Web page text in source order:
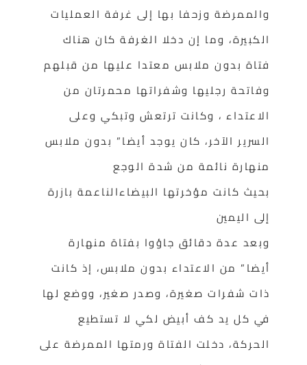
والممرضة وزحفا بها إلى غرفة العمليات
الكبيرة، وما إن دخلا الغرفة كان هناك
فتاة بدون ملابس معتدا عليها من قبلهم
وفاتحة رجليها وشفراتها محمرتان من
الاعتداء ، وكانت ترتعش وتبكي وعلى
السرير الآخر، كان يوجد أيضا” بدون ملابس
منهارة نائمة من شدة الوجع
بحيث كانت مؤخرتها البيضاءالناعمة بازرة
إلى اليمين
وبعد عدة دقائق جاؤوا بفتاة منهارة
أيضا” من الاعتداء بدون ملابس، إذ كانت
ذات شفرات صغيرة، وصدر صغير، ووضع لها
في كل يد كف أبيض لكي لا تستطيع
الحركة، دخلت الفتاة ورمتها الممرضة على